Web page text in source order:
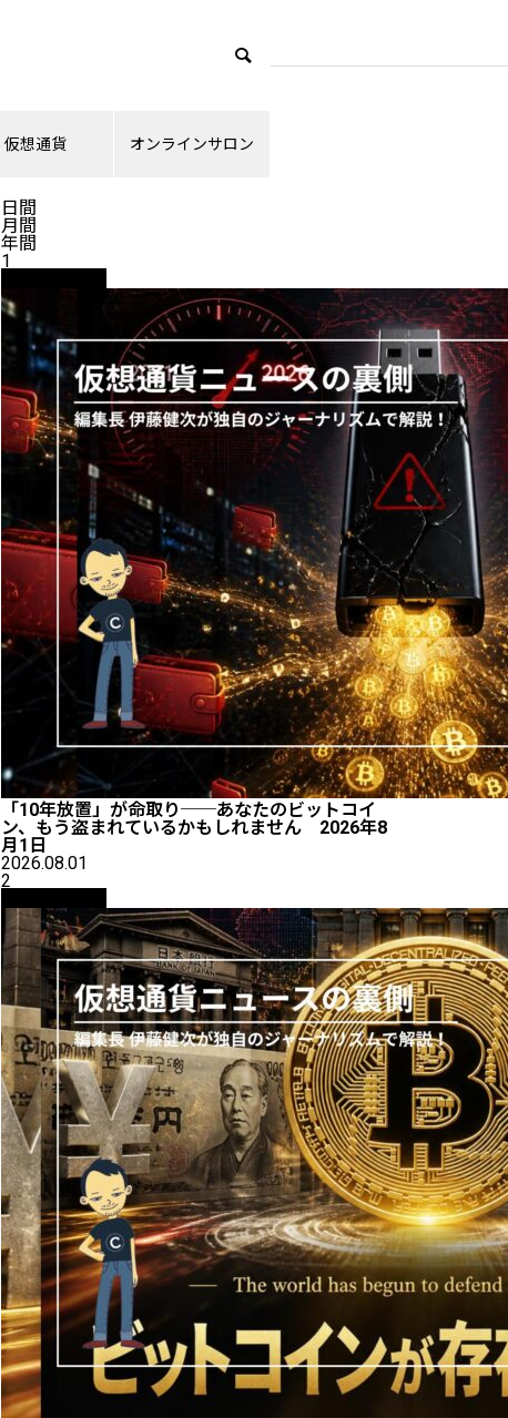
仮想通貨 オンラインサロン
ランキング
日間
月間
年間
1
「10年放置」が命取り──あなたのビットコイ
ン、もう盗まれているかもしれません 2026年8
月1日
2026.08.01
2